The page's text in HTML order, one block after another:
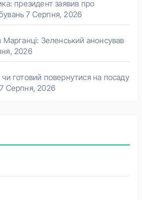
президент заявив про
7 Серпня, 2026
Марганці: Зеленський анонсував
2026
чи готовий повернутися на посаду
7 Серпня, 2026